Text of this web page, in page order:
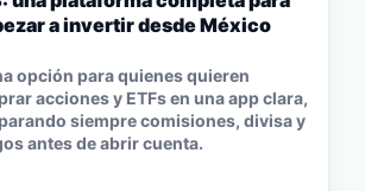
a invertir desde México
opción para quienes quieren
acciones y ETFs en una app clara,
siempre comisiones, divisa y
antes de abrir cuenta.